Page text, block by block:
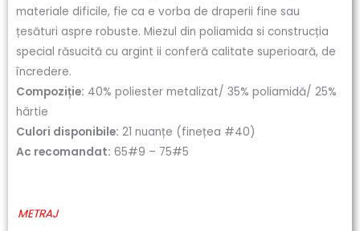
materiale dificile, fie ca e vorba de draperii fine sau
țesături aspre robuste. Miezul din poliamida si construcția
special răsucită cu argint ii conferă calitate superioară, de
încredere.
Compoziție: 40% poliester metalizat/ 35% poliamidă/ 25%
hârtie
Culori disponibile: 21 nuanțe (finețea #40)
Ac recomandat: 65#9 – 75#5
METRAJ
Cantitate